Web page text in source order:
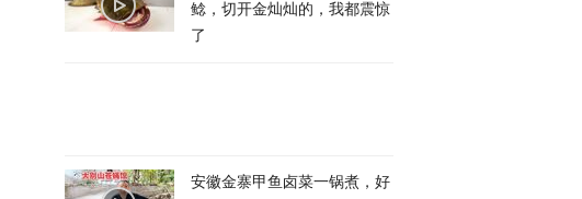
鲶，切开金灿灿的，我都震惊
了
安徽金寨甲鱼卤菜一锅煮，好